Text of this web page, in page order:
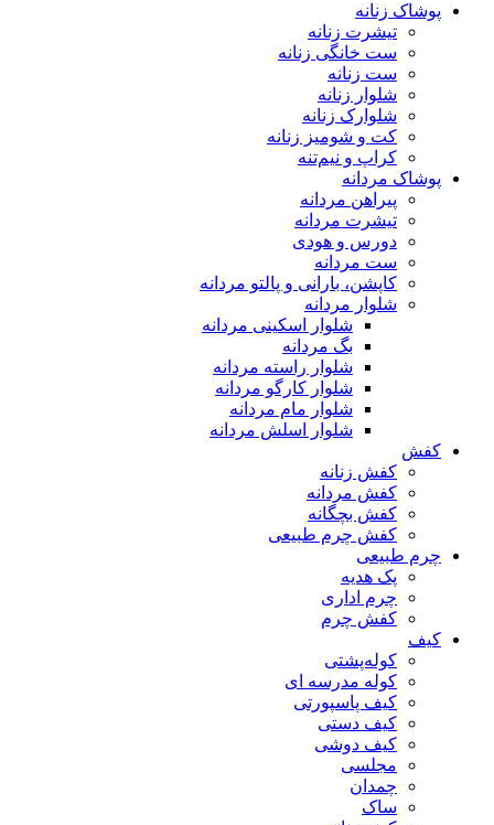
پوشاک زنانه
تیشرت زنانه
ست خانگی زنانه
ست زنانه
شلوار زنانه
شلوارک زنانه
کت و شومیز زنانه
کراپ و نیم‌تنه
پوشاک مردانه
پیراهن مردانه
تیشرت مردانه
دورس و هودی
ست مردانه
کاپشن، بارانی و پالتو مردانه
شلوار مردانه
شلوار اسکینی مردانه
بگ مردانه
شلوار راسته مردانه
شلوار کارگو مردانه
شلوار مام مردانه
شلوار اسلش مردانه
کفش
کفش زنانه
کفش مردانه
کفش بچگانه
کفش چرم طبیعی
چرم طبیعی
پک هدیه
چرم اداری
کفش چرم
کیف
کوله‌پشتی
کوله مدرسه ای
کیف پاسپورتی
کیف دستی
کیف دوشی
مجلسی
چمدان
ساک